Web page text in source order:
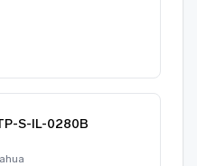
S-IL-0280B